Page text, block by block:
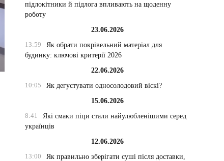
підлокітники й підлога впливають на щоденну
роботу
23.06.2026
13:59
Як обрати покрівельний матеріал для
будинку: ключові критерії 2026
22.06.2026
10:05
Як дегустувати односолодовий віскі?
15.06.2026
8:41
Які смаки піци стали найулюбленішими серед
українців
12.06.2026
13:00
Як правильно зберігати суші після доставки,